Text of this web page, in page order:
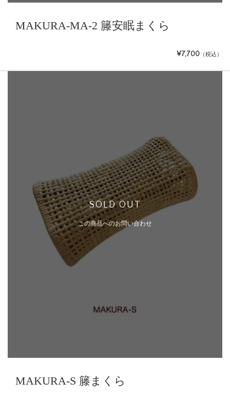
MAKURA-MA-2 籐安眠まくら
¥7,700 （税込）
SOLD OUT
この商品へのお問い合わせ
MAKURA-S 籐まくら